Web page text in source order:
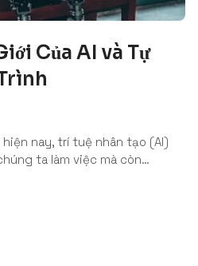
Của AI và Tự
nay, trí tuệ nhân tạo (AI)
ta làm việc mà còn…